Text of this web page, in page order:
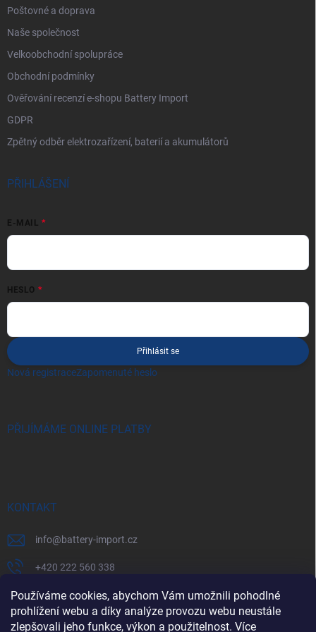
Používáme cookies, abychom Vám umožnili pohodlné
prohlížení webu a díky analýze provozu webu neustále
zlepšovali jeho funkce, výkon a použitelnost. Více
Poštovné a doprava
Naše společnost
Velkoobchodní spolupráce
Obchodní podmínky
Ověřování recenzí e-shopu Battery Import
GDPR
Zpětný odběr elektrozařízení, baterií a akumulátorů
PŘIHLÁŠENÍ
E-MAIL
HESLO
Přihlásit se
Nová registraceZapomenuté heslo
PŘIJÍMÁME ONLINE PLATBY
KONTAKT
info@battery-import.cz
+420 222 560 338
+420 774 969 705